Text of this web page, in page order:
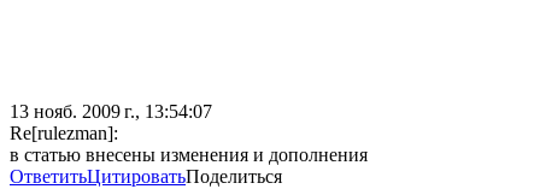
13 нояб. 2009 г., 13:54:07
Re[rulezman]:
в статью внесены изменения и дополнения
ОтветитьЦитироватьПоделиться